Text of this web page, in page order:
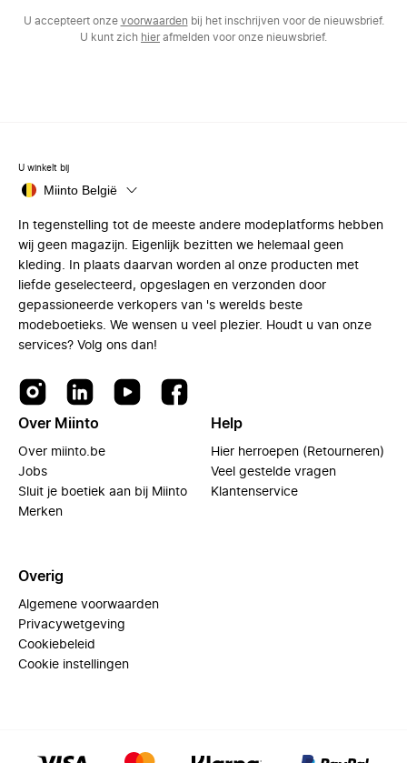
U accepteert onze voorwaarden bij het inschrijven voor de nieuwsbrief.
U kunt zich hierafmelden voor onze nieuwsbrief.
U winkelt bij
Miinto België
In tegenstelling tot de meeste andere modeplatforms hebben
wij geen magazijn. Eigenlijk bezitten we helemaal geen
kleding. In plaats daarvan worden al onze producten met
liefde geselecteerd, opgeslagen en verzonden door
gepassioneerde verkopers van 's werelds beste
modeboetieks. We wensen u veel plezier. Houdt u van onze
services? Volg ons dan!
Over Miinto
Over miinto.be
Jobs
Sluit je boetiek aan bij Miinto
Merken
Help
Hier herroepen (Retourneren)
Veel gestelde vragen
Klantenservice
Overig
Algemene voorwaarden
Privacywetgeving
Cookiebeleid
Cookie instellingen